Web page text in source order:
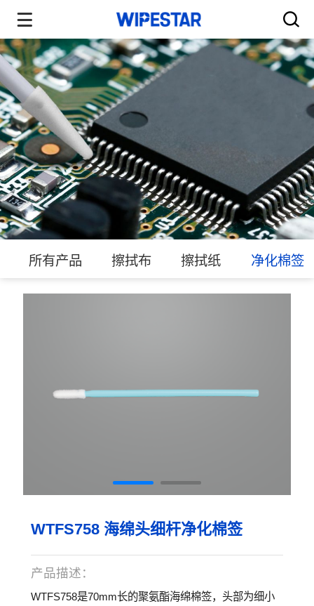
所有产品 擦拭布 擦拭纸 净化棉签
WTFS758 海绵头细杆净化棉签
产品描述：
WTFS758是70mm长的聚氨酯海绵棉签，头部为细小